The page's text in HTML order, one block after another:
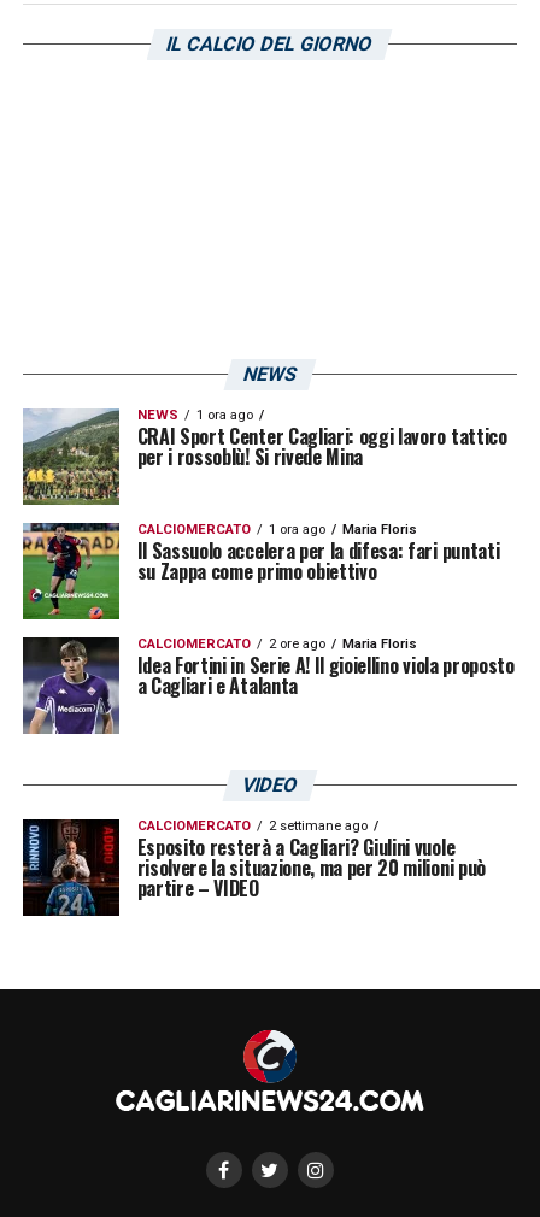
IL CALCIO DEL GIORNO
NEWS
NEWS 1 ora ago
CRAI Sport Center Cagliari: oggi lavoro tattico
per i rossoblù! Si rivede Mina
CALCIOMERCATO 1 ora ago Maria Floris
Il Sassuolo accelera per la difesa: fari puntati
su Zappa come primo obiettivo
CALCIOMERCATO 2 ore ago Maria Floris
Idea Fortini in Serie A! Il gioiellino viola proposto
a Cagliari e Atalanta
VIDEO
CALCIOMERCATO 2 settimane ago
Esposito resterà a Cagliari? Giulini vuole
risolvere la situazione, ma per 20 milioni può
partire – VIDEO